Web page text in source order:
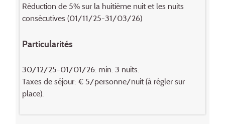
Réduction de 5% sur la huitième nuit et les nuits
consécutives (01/11/25-31/03/26)
Particularités
30/12/25-01/01/26: min. 3 nuits.
Taxes de séjour: € 5/personne/nuit (à régler sur
place).